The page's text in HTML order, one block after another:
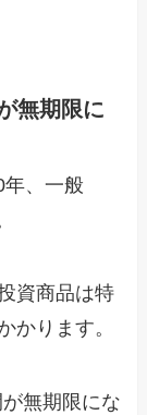
無期限に
、一般
資商品は特
かります。
無期限にな